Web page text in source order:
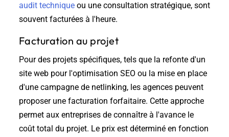
audit techniqueou une consultation stratégique, sont
souvent facturées à l'heure.
Facturation au projet
Pour des projets spécifiques, tels que la refonte d'un
site web pour l'optimisation SEO ou la mise en place
d'une campagne de netlinking, les agences peuvent
proposer une facturation forfaitaire. Cette approche
permet aux entreprises de connaître à l'avance le
coût total du projet. Le prix est déterminé en fonction